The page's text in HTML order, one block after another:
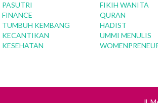
PASUTRI
FINANCE
TUMBUH KEMBANG
KECANTIKAN
KESEHATAN
FIKIH WANITA
QURAN
HADIST
UMMI MENULIS